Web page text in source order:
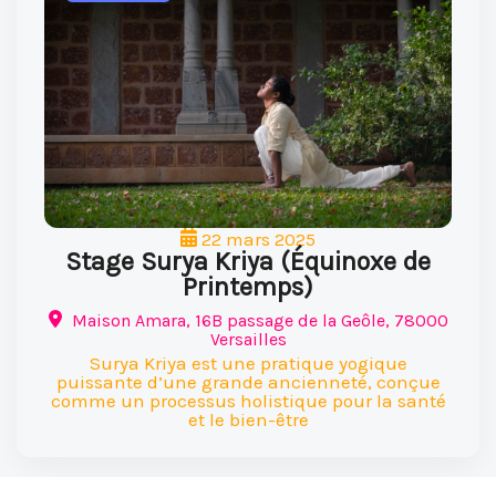
22 mars 2025
Stage Surya Kriya (Équinoxe de
Printemps)
Maison Amara, 16B passage de la Geôle, 78000
Versailles
Surya Kriya est une pratique yogique
puissante d’une grande ancienneté, conçue
comme un processus holistique pour la santé
et le bien-être